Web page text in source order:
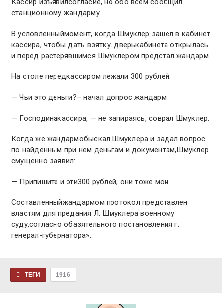
Кассир изъявилсогласие, но обо всем сообщил
станционному жандарму.
В условленныймомент, когда Шмуклер зашел в кабинет
кассира, чтобы дать взятку, дверькабинета открылась
и перед растерявшимся Шмуклером предстал жандарм.
На столе передкассиром лежали 300 рублей.
— Чьи это деньги?– начал допрос жандарм.
— Господинакассира, — не запираясь, соврал Шмуклер.
Когда же жандармобыскал Шмуклера и задал вопрос
по найденным при нем деньгам и документам,Шмуклер
смущенно заявил:
— Припишите и эти300 рублей, они тоже мои.
Составленныйжандармом протокол представлен
властям для предания Л. Шмуклера военному
суду,согласно обазятельного постановления г.
генерал-губернатора».
ТЕГИ 1916